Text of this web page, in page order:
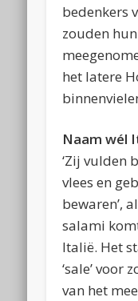
bedenkers
zouden
het latere
Naam wél
‘Zij vulden
vlees en
bewaren’,
salami
Italië. Het
‘sale’ voor
van het